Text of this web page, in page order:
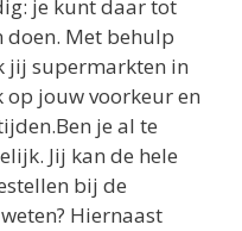
je kunt daar tot
doen. Met behulp
jij supermarkten in
op jouw voorkeur en
je al te
Jij kan de hele
bij de
Hiernaast